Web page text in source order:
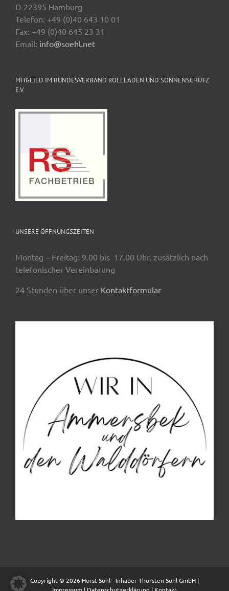
D-22395 Hamburg
Telefon: +49 (0)40 643 10 01
Fax: +49 (0)40 645 23 31
Email: info@soehl.net
MITGLIED IM BUNDESVERBAND ROLLLADEN UND SONNENSCHUTZ
E.V.
UNSERE ÖFFNUNGSZEITEN
Montag – Freitag: 9.00 bis 17.00 Uhr, zusätzlich nach
telefonischer Vereinbarung
24 Stunden über unser Kontaktformular
Copyright © 2026 Horst Söhl - Inhaber Thorsten Söhl GmbH |